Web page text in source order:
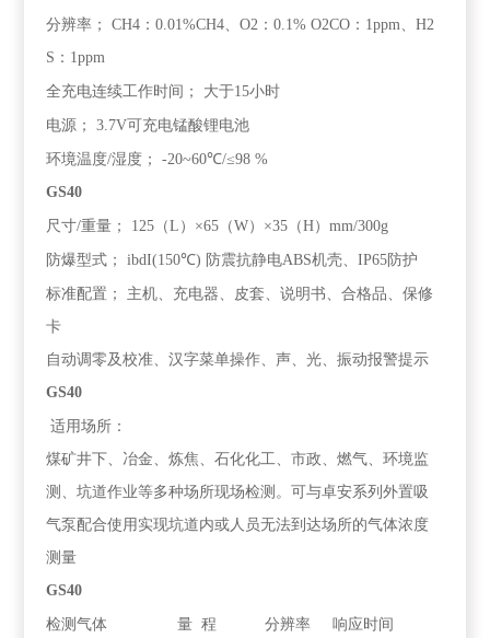
分辨率；
CH4：0.01%CH4、O2：0.1% O2CO：1ppm、H2
S：1ppm
全充电连续工作时间； 大于15小时
电源； 3.7V可充电锰酸锂电池
环境温度/湿度；
-20~60℃/≤98 %
GS40
尺寸/重量； 125（L）×65（W）×35（H）mm/300g
防爆型式； ibdI(150℃) 防震抗静电ABS机壳、IP65防护
标准配置；
主机、充电器、皮套、说明书、合格品、保修
卡
自动调零及校准、汉字菜单操作、声、光、振动报警提示
GS40
适用场所：
煤矿井下、冶金、炼焦、石化化工、市政、燃气、环境监
测、坑道作业等多种场所现场检测。可与卓安系列外置吸
气泵配合使用实现坑道内或人员无法到达场所的气体浓度
测量
GS40
检测气体 量 程 分辨率 响应时间